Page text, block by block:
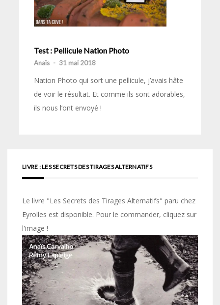
Test : Pellicule Nation Photo
Anaïs - 31 mai 2018
Nation Photo qui sort une pellicule, j’avais hâte
de voir le résultat. Et comme ils sont adorables,
ils nous l’ont envoyé !
LIVRE : LES SECRETS DES TIRAGES ALTERNATIFS
Le livre "Les Secrets des Tirages Alternatifs" paru chez
Eyrolles est disponible. Pour le commander, cliquez sur
l'image !